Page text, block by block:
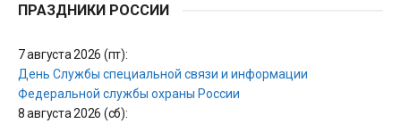
ПРАЗДНИКИ РОССИИ
7 августа 2026 (пт):
День Службы специальной связи и информации
Федеральной службы охраны России
8 августа 2026 (сб):